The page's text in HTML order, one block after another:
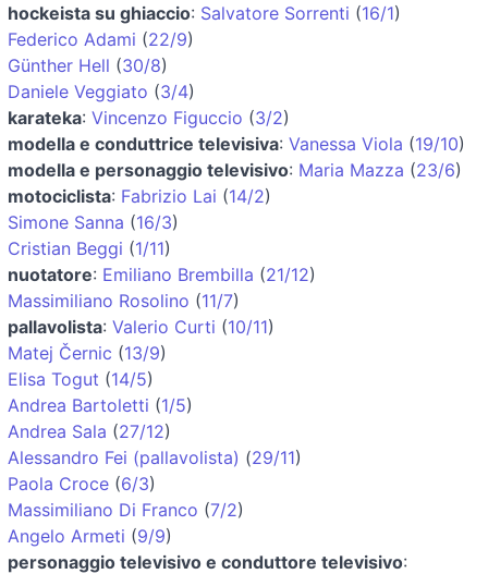
hockeista su ghiaccio: Salvatore Sorrenti (16/1)
Federico Adami (22/9)
Günther Hell (30/8)
Daniele Veggiato (3/4)
karateka: Vincenzo Figuccio (3/2)
modella e conduttrice televisiva: Vanessa Viola (19/10)
modella e personaggio televisivo: Maria Mazza (23/6)
motociclista: Fabrizio Lai (14/2)
Simone Sanna (16/3)
Cristian Beggi (1/11)
nuotatore: Emiliano Brembilla (21/12)
Massimiliano Rosolino (11/7)
pallavolista: Valerio Curti (10/11)
Matej Černic (13/9)
Elisa Togut (14/5)
Andrea Bartoletti (1/5)
Andrea Sala (27/12)
Alessandro Fei (pallavolista) (29/11)
Paola Croce (6/3)
Massimiliano Di Franco (7/2)
Angelo Armeti (9/9)
personaggio televisivo e conduttore televisivo: